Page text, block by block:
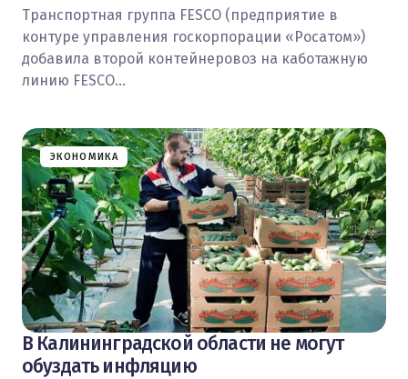
Транспортная группа FESCO (предприятие в
контуре управления госкорпорации «Росатом»)
добавила второй контейнеровоз на каботажную
линию FESCO…
ЭКОНОМИКА
В Калининградской области не могут
обуздать инфляцию